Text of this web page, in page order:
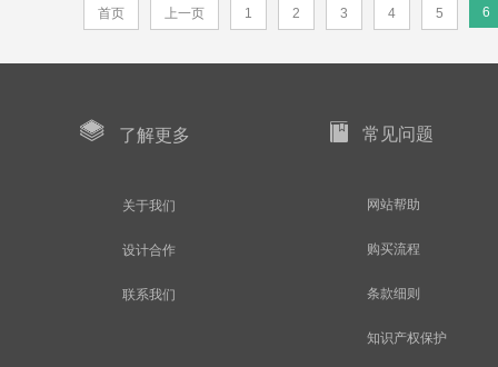
首页 上一页 1 2 3 4 5 6
了解更多
关于我们
设计合作
联系我们
常见问题
网站帮助
购买流程
条款细则
知识产权保护